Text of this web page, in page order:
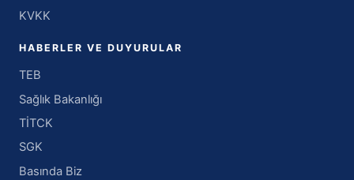
KVKK
HABERLER VE DUYURULAR
TEB
Sağlık Bakanlığı
TİTCK
SGK
Basında Biz